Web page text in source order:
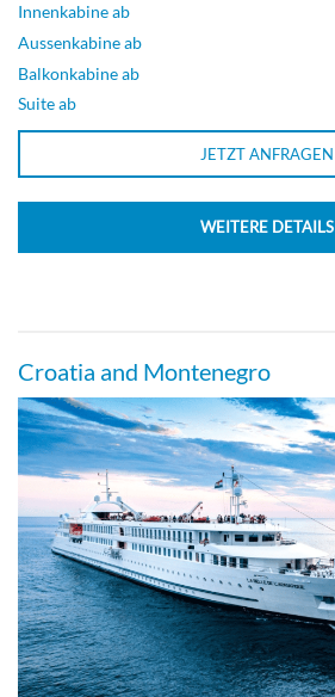
Innenkabine ab
Aussenkabine ab
Balkonkabine ab
Suite ab
JETZT ANFRAGEN
WEITERE DETAILS
Croatia and Montenegro